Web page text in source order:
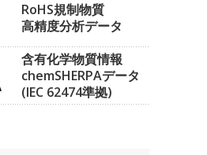
RoHS規制物質
高精度分析データ
含有化学物質情報
chemSHERPAデータ
(IEC 62474準拠)